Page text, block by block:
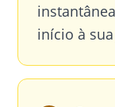
início à